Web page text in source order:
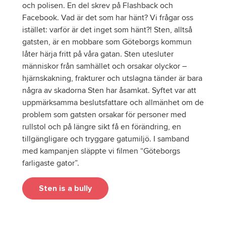
och polisen. En del skrev på Flashback och
Facebook. Vad är det som har hänt? Vi frågar oss
istället: varför är det inget som hänt?! Sten, alltså
gatsten, är en mobbare som Göteborgs kommun
låter härja fritt på våra gatan. Sten utesluter
människor från samhället och orsakar olyckor –
hjärnskakning, frakturer och utslagna tänder är bara
några av skadorna Sten har åsamkat. Syftet var att
uppmärksamma beslutsfattare och allmänhet om de
problem som gatsten orsakar för personer med
rullstol och på längre sikt få en förändring, en
tillgängligare och tryggare gatumiljö. I samband
med kampanjen släppte vi filmen “Göteborgs
farligaste gator”.
Sten is a bully